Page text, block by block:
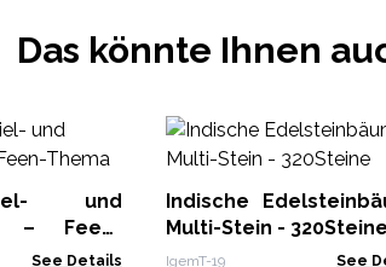
Das könnte Ihnen
und
– Feen-
See Details
Indische
Multi-Stein - 320Steine
IgemT-19 See